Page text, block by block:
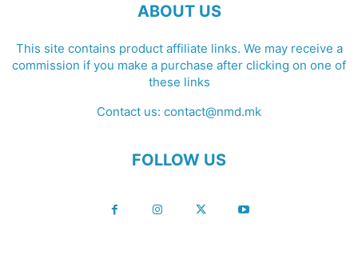
ABOUT US
This site contains product affiliate links. We may receive a
commission if you make a purchase after clicking on one of
these links
Contact us: contact@nmd.mk
FOLLOW US